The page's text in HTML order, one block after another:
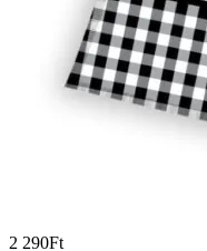
2 290Ft